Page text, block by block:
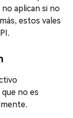
aplican si no
estos vales
no es